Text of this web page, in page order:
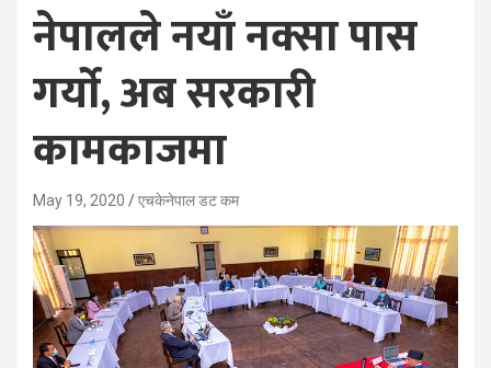
नेपालले नयाँ नक्सा पास
गर्याे, अब सरकारी
कामकाजमा
May 19, 2020 एचकेनेपाल डट कम